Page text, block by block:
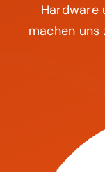
Hardware
machen